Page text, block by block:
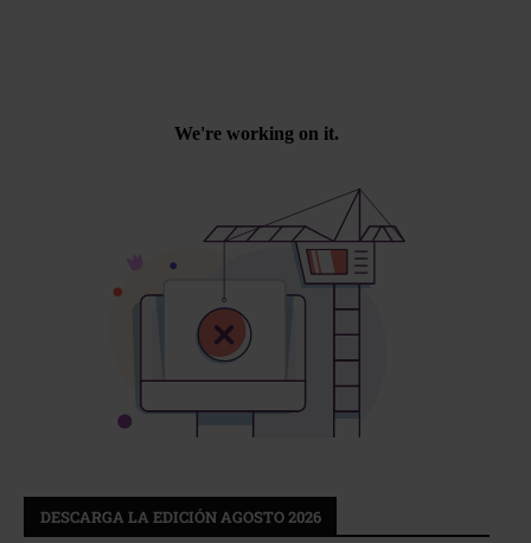
DESCARGA LA EDICIÓN AGOSTO 2026